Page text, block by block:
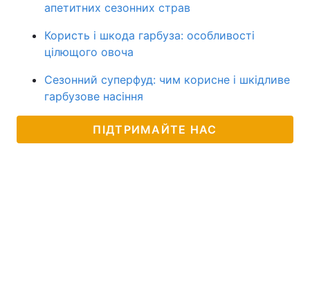
апетитних сезонних страв
Користь і шкода гарбуза: особливості
цілющого овоча
Сезонний суперфуд: чим корисне і шкідливе
гарбузове насіння
ПІДТРИМАЙТЕ НАС